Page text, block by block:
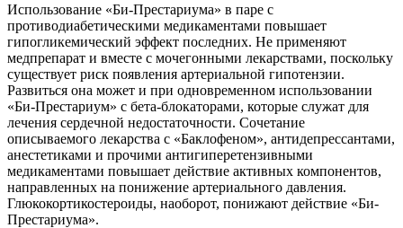
Использование «Би-Престариума» в паре с
противодиабетическими медикаментами повышает
гипогликемический эффект последних. Не применяют
медпрепарат и вместе с мочегонными лекарствами, поскольку
существует риск появления артериальной гипотензии.
Развиться она может и при одновременном использовании
«Би-Престариум» с бета-блокаторами, которые служат для
лечения сердечной недостаточности. Сочетание
описываемого лекарства с «Баклофеном», антидепрессантами,
анестетиками и прочими антигиперетензивными
медикаментами повышает действие активных компонентов,
направленных на понижение артериального давления.
Глюкокортикостероиды, наоборот, понижают действие «Би-
Престариума».